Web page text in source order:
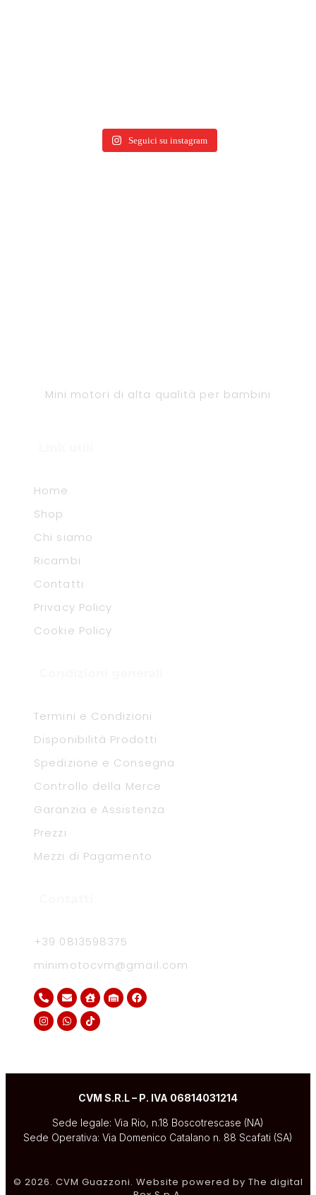
Seguici su instagram
Mini motori di alta qualità per bambini
Home
Shop
Chi siamo
Ricambi
Contatti
Privacy Policy
Cookie Policy
Termini e Condizioni
Disponibilità Prodotti
Spedizione e Consegna
Controllo della Merce
Garanzia e Assistenza
Prezzi
Mezzi di Pagamento
+39 0813598375
minimotocvm@gmail.com
CVM S.R.L – P. IVA 06814031214
Sede legale: Via Rio, n.18 Boscotrescase (NA)
Sede Operativa: Via Domenico Catalano n. 88 Scafati (SA)
© 2026. CVM Guazzoni. Website powered by The digital